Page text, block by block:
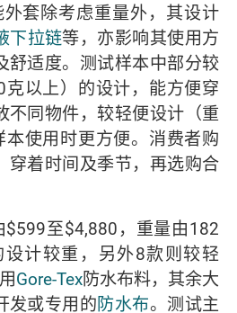
套除考虑重量外，其设计
下拉链等，亦影响其使用方
舒适度。测试样本中部分较
以上）的设计，能方便穿
不同物件，较轻便设计（重
使用时更方便。消费者购
穿着时间及季节，再选购合
至$4,880，重量由182
计较重，另外8款则较轻
Gore-Tex防水布料，其余大
发或专用的防水布。测试主